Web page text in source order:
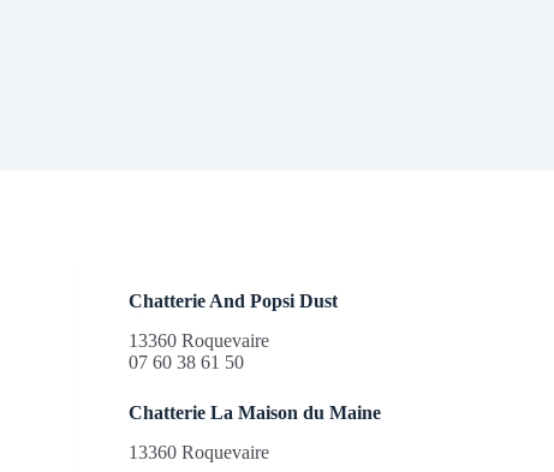
Chatterie And Popsi Dust
13360 Roquevaire
07 60 38 61 50
Chatterie La Maison du Maine
13360 Roquevaire